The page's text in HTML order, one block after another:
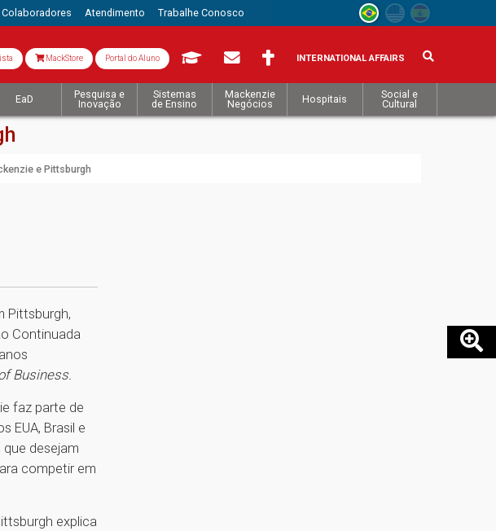
Colaboradores Atendimento Trabalhe Conosco
MackStore Portal do Aluno INTERNATIONAL AFFAIRS
EaD
Pesquisa e
Inovação
Sistemas
de Ensino
Mackenzie
Negócios
Hospitais
Social e
Cultural
e Pittsburgh
Pittsburgh,
Continuada
Business.
faz parte de
EUA, Brasil e
desejam
competir em
explica